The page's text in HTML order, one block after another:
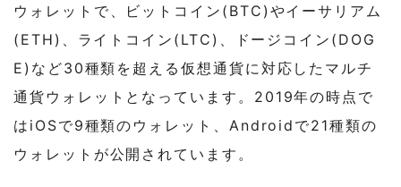
ウォレットで、ビットコイン(BTC)やイーサリアム
(ETH)、ライトコイン(LTC)、ドージコイン(DOG
E)など30種類を超える仮想通貨に対応したマルチ
通貨ウォレットとなっています。2019年の時点で
はiOSで9種類のウォレット、Androidで21種類の
ウォレットが公開されています。